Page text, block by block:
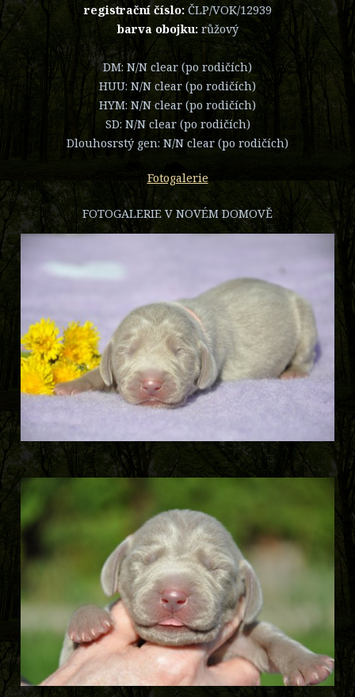
registrační číslo: ČLP/VOK/12939
barva obojku:růžový
DM: N/N clear (po rodičích)
HUU: N/N clear (po rodičích)
HYM: N/N clear (po rodičích)
SD: N/N clear (po rodičích)
Dlouhosrstý gen: N/N clear (po rodičích)
Fotogalerie
FOTOGALERIE V NOVÉM DOMOVĚ